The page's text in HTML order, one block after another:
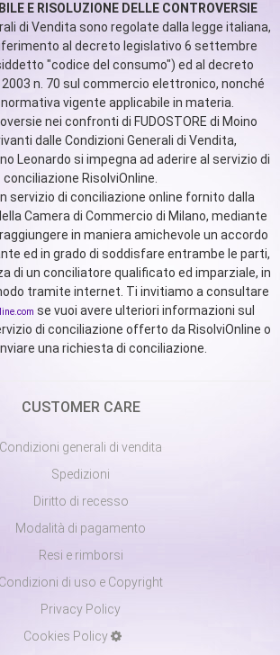
E RISOLUZIONE DELLE CONTROVERSIE
di Vendita sono regolate dalla legge italiana,
al decreto legislativo 6 settembre
"codice del consumo") ed al decreto
2003 n. 70 sul commercio elettronico, nonché
vigente applicabile in materia.
nei confronti di FUDOSTORE di Moino
dalle Condizioni Generali di Vendita,
Leonardo si impegna ad aderire al servizio di
conciliazione RisolviOnline.
servizio di conciliazione online fornito dalla
Camera di Commercio di Milano, mediante
in maniera amichevole un accordo
ed in grado di soddisfare entrambe le parti,
di un conciliatore qualificato ed imparziale, in
tramite internet. Ti invitiamo a consultare
se vuoi avere ulteriori informazioni sul
di conciliazione offerto da RisolviOnline o
una richiesta di conciliazione.
CUSTOMER CARE
Condizioni generali di vendita
Spedizioni
Diritto di recesso
Modalità di pagamento
Resi e rimborsi
Condizioni di uso e Copyright
Privacy Policy
Cookies Policy